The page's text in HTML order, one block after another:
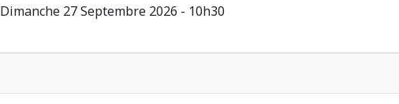
Dimanche 27 Septembre 2026 - 10h30